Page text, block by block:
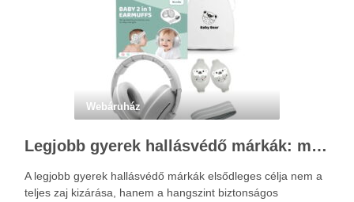
Webáruház
Legjobb gyerek hallásvédő márkák: mire figyeljenek a szülők választáskor?
A legjobb gyerek hallásvédő márkák elsődleges célja nem a
teljes zaj kizárása, hanem a hangszint biztonságos